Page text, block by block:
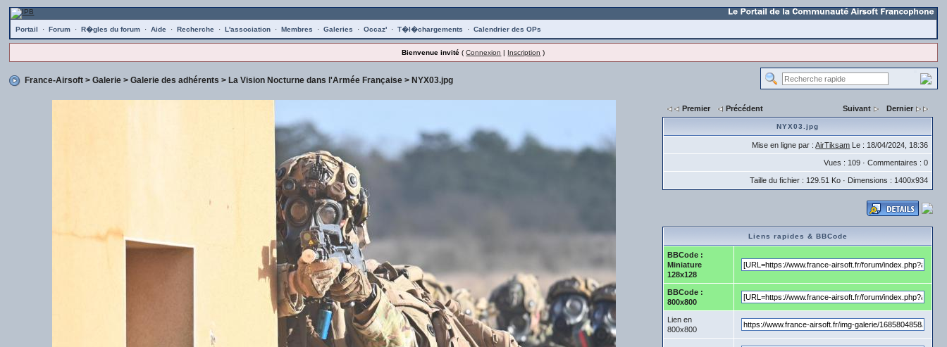
Portail · Forum · R�gles du forum · Aide · Recherche · L'association · Membres · Galeries · Occaz' · T�l�chargements · Calendrier des OPs
Bienvenue invité (Connexion | Inscription )
France-Airsoft >Galerie >Galerie des adhérents > La Vision Nocturne dans l'Armée Française > NYX03.jpg
Premier Précédent Suivant Dernier
NYX03.jpg
Mise en ligne par :AirTiksam Le : 18/04/2024, 18:36
Vues : 109 · Commentaires : 0
Taille du fichier : 129.51 Ko · Dimensions : 1400x934
Liens rapides & BBCode
BBCode :
Miniature
128x128
BBCode :
800x800
Lien en
800x800